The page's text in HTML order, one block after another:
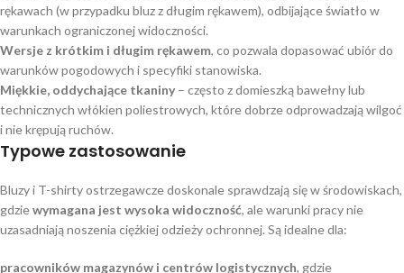
rękawach (w przypadku bluz z długim rękawem), odbijające światło w
warunkach ograniczonej widoczności.
Wersje z krótkim i długim rękawem, co pozwala dopasować ubiór do
warunków pogodowych i specyfiki stanowiska.
Miękkie, oddychające tkaniny – często z domieszką bawełny lub
technicznych włókien poliestrowych, które dobrze odprowadzają wilgoć
i nie krępują ruchów.
Typowe zastosowanie
Bluzy i T-shirty ostrzegawcze doskonale sprawdzają się w środowiskach,
gdziewymagana jest wysoka widoczność, ale warunki pracy nie
uzasadniają noszenia ciężkiej odzieży ochronnej. Są idealne dla:
pracowników magazynów i centrów logistycznych, gdzie